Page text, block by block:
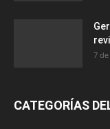
7
CATEGORÍAS